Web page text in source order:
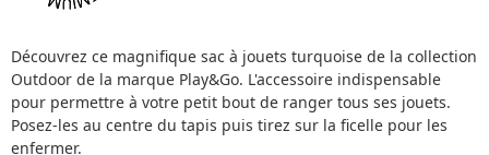
Découvrez ce magnifique sac à jouets turquoise de la collection
Outdoor de la marque Play&Go. L'accessoire indispensable
pour permettre à votre petit bout de ranger tous ses jouets.
Posez-les au centre du tapis puis tirez sur la ficelle pour les
enfermer.